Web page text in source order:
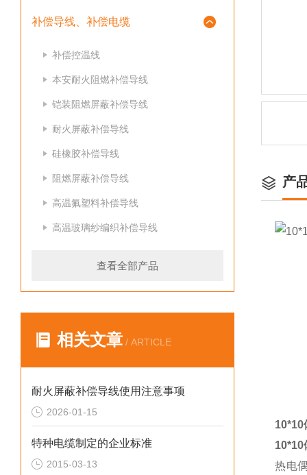
补偿导线、补偿电缆
补偿控温线
本安耐火阻燃补偿导线
铠装阻燃屏蔽补偿导线
耐火屏蔽补偿导线
硅橡胶补偿导线
阻燃屏蔽补偿导线
高温氟塑料补偿导线
高温玻璃纱编织补偿导线
查看全部产品
相关文章 / ARTICLE
耐火屏蔽补偿导线使用注意事项
2026-01-15
特种电缆制定的企业标准
2015-03-13
产
10*10
10*10
热电